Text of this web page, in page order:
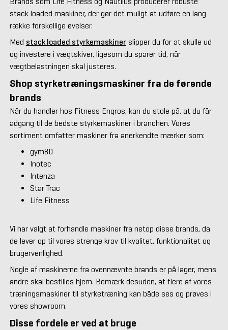
stack loaded maskiner, der gør det muligt at udføre en lang
række forskellige øvelser.
Med stack loaded styrkemaskinerslipper du for at skulle ud
og investere i vægtskiver, ligesom du sparer tid, når
vægtbelastningen skal justeres.
Shop styrketræningsmaskiner fra de førende
brands
Når du handler hos Fitness Engros, kan du stole på, at du får
adgang til de bedste styrkemaskiner i branchen. Vores
sortiment omfatter maskiner fra anerkendte mærker som:
gym80
Inotec
Intenza
Star Trac
Life Fitness
Vi har valgt at forhandle maskiner fra netop disse brands, da
de lever op til vores strenge krav til kvalitet, funktionalitet og
brugervenlighed.
Nogle af maskinerne fra ovennævnte brands er på lager, mens
andre skal bestilles hjem. Bemærk desuden, at flere af vores
træningsmaskiner til styrketræning kan både ses og prøves i
vores showroom.
Disse fordele er ved at bruge